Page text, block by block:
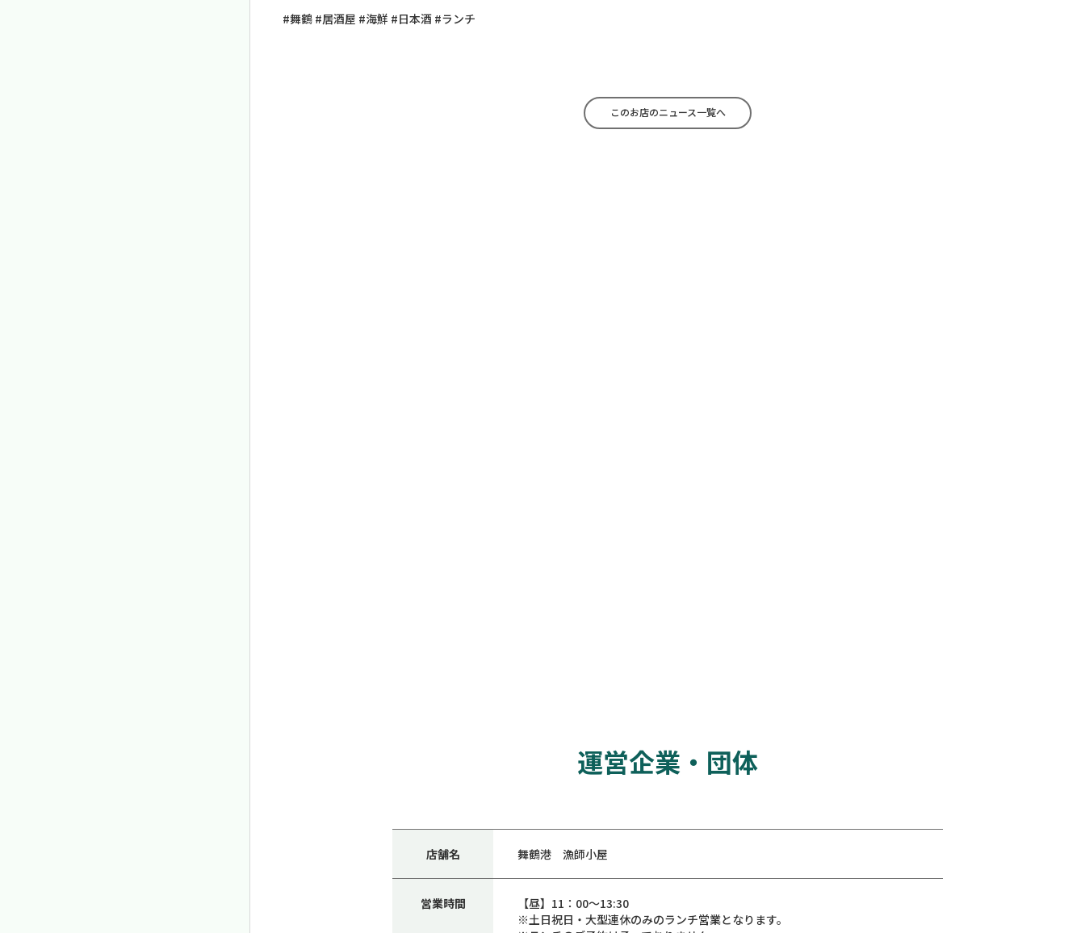
#舞鶴 #居酒屋 #海鮮 #日本酒 #ランチ
このお店のニュース一覧へ
運営企業・団体
店舗名 舞鶴港 漁師小屋
営業時間
【昼】11：00〜13:30
※土日祝日・大型連休のみのランチ営業となります。